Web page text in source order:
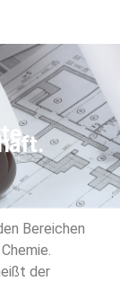
Bereichen
der